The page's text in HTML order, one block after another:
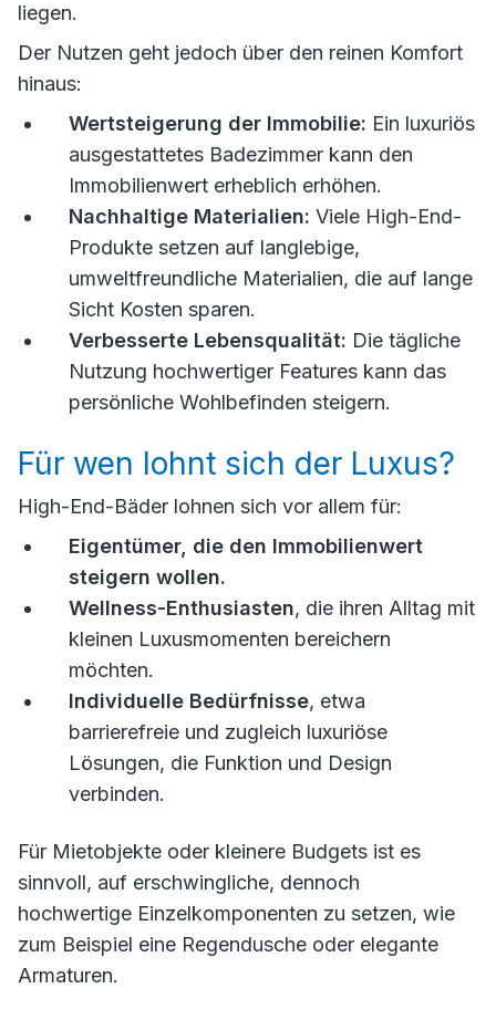
liegen.
Der Nutzen geht jedoch über den reinen Komfort
hinaus:
Wertsteigerung der Immobilie: Ein luxuriös
ausgestattetes Badezimmer kann den
Immobilienwert erheblich erhöhen.
Nachhaltige Materialien: Viele High-End-
Produkte setzen auf langlebige,
umweltfreundliche Materialien, die auf lange
Sicht Kosten sparen.
Verbesserte Lebensqualität: Die tägliche
Nutzung hochwertiger Features kann das
persönliche Wohlbefinden steigern.
Für wen lohnt sich der Luxus?
High-End-Bäder lohnen sich vor allem für:
Eigentümer, die den Immobilienwert
steigern wollen.
Wellness-Enthusiasten, die ihren Alltag mit
kleinen Luxusmomenten bereichern
möchten.
Individuelle Bedürfnisse, etwa
barrierefreie und zugleich luxuriöse
Lösungen, die Funktion und Design
verbinden.
Für Mietobjekte oder kleinere Budgets ist es
sinnvoll, auf erschwingliche, dennoch
hochwertige Einzelkomponenten zu setzen, wie
zum Beispiel eine Regendusche oder elegante
Armaturen.